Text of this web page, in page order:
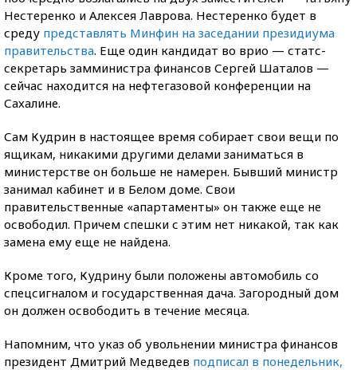
Нестеренко и Алексея Лаврова. Нестеренко будет в
среду представлять Минфин на заседании президиума
правительства. Еще один кандидат во врио — статс-
секретарь замминистра финансов Сергей Шаталов —
сейчас находится на нефтегазовой конференции на
Сахалине.
Сам Кудрин в настоящее время собирает свои вещи по
ящикам, никакими другими делами заниматься в
министерстве он больше не намерен. Бывший министр
занимал кабинет и в Белом доме. Свои
правительственные «апартаменты» он также еще не
освободил. Причем спешки с этим нет никакой, так как
замена ему еще не найдена.
Кроме того, Кудрину были положены автомобиль со
спецсигналом и государственная дача. Загородный дом
он должен освободить в течение месяца.
Напомним, что указ об увольнении министра финансов
президент Дмитрий Медведев подписал в понедельник,